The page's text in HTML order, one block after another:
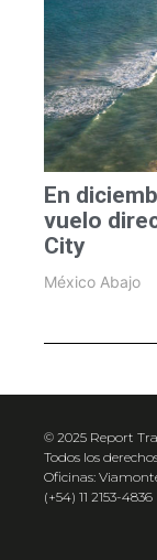
En
vuelo
City
México Abajo
© 2025 Report
Todos los
Oficinas:
(+54) 11 2153-4836